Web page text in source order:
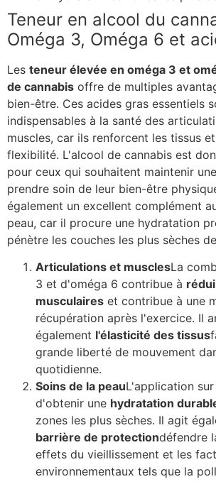
Teneur en alcool du
Oméga 3, Oméga 6 et
Les teneur élevée en oméga 3 et
de cannabis offre de multiples
bien-être. Ces acides gras essentiels
indispensables à la santé des
muscles, car ils renforcent les tissus
flexibilité. L'alcool de cannabis est
pour ceux qui souhaitent maintenir
prendre soin de leur bien-être
également un excellent complément
peau, car il procure une hydratation
pénètre les couches les plus sèches
Articulations et musclesLa
3 et d'oméga 6 contribue à
musculaires et contribue à une
récupération après l'exercice. Il
également l'élasticité des tissus
grande liberté de mouvement
quotidienne.
Soins de la peauL'application
d'obtenir une hydratation
zones les plus sèches. Il agit
barrière de protectiondéfendre
effets du vieillissement et les
environnementaux tels que la